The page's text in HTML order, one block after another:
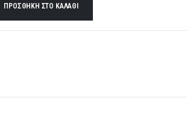
ΠΡΟΣΘΉΚΗ ΣΤΟ ΚΑΛΆΘΙ